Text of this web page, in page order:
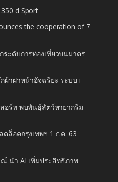
d Sport
the cooperation of 7
ระดับการท่องเที่ยวบนมาตร
ผ้าฝาหน้าอัจฉริยะ ระบบ i-
อร์ท พบพันธุ์สัตว์หายากริม
ล็อคกรุงเทพฯ 1 ก.ค. 63
นำ AI เพิ่มประสิทธิภาพ